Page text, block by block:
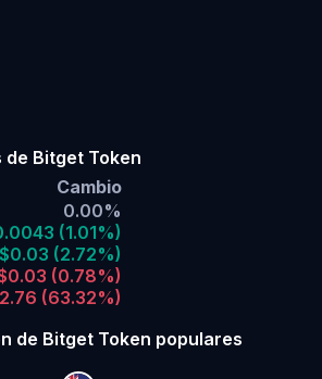
Bitget Token
Cambio
0.00%
(1.01%)
(2.72%)
(0.78%)
(63.32%)
de Bitget Token populares